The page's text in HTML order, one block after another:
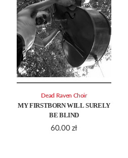
MY FIRSTBORN WILL SURELY
BE BLIND
60.00 zł
Dead Raven Choir